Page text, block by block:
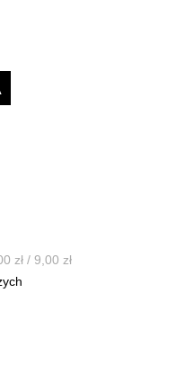
zł / 9,00 zł